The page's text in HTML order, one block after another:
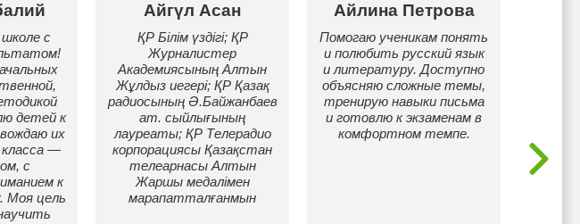
с
детей к
их
класса —
с
к
Моя цель
Айгүл Асан
ҚР Білім үздігі; ҚР
Журналистер
Академиясының Алтын
Жұлдыз иегері; ҚР Қазақ
радиосының Ә.Байжанбаев
ат. сыйлығының
лауреаты; ҚР Телерадио
корпорациясы Қазақстан
телеарнасы Алтын
Жаршы медалімен
марапатталғанмын
Айлина Петрова
Помогаю ученикам понять
и полюбить русский язык
и литературу. Доступно
объясняю сложные темы,
тренирую навыки письма
и готовлю к экзаменам в
комфортном темпе.
речи